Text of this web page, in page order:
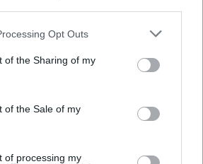
app uses one or more Google
or usage behaviour. You may click to
to Google and its third-party tags to
specified purposes in below Google
Opt Outs
of the Sharing of my
of the Sale of my
of processing my